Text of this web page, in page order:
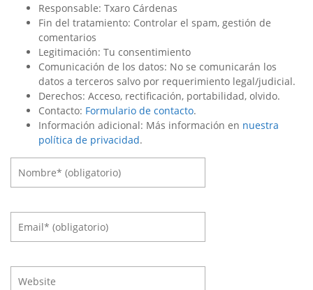
Responsable: Txaro Cárdenas
Fin del tratamiento: Controlar el spam, gestión de
comentarios
Legitimación: Tu consentimiento
Comunicación de los datos: No se comunicarán los
datos a terceros salvo por requerimiento legal/judicial.
Derechos: Acceso, rectificación, portabilidad, olvido.
Contacto: Formulario de contacto.
Información adicional: Más información en nuestra
política de privacidad.